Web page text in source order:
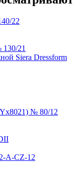
22
21
Siera Dressform
№ 80/12
A-CZ-12